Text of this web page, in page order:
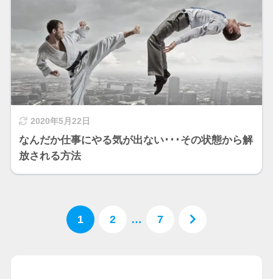
2020年5月22日
なんだか仕事にやる気が出ない･･･その状態から解
放される方法
1 2 … 7